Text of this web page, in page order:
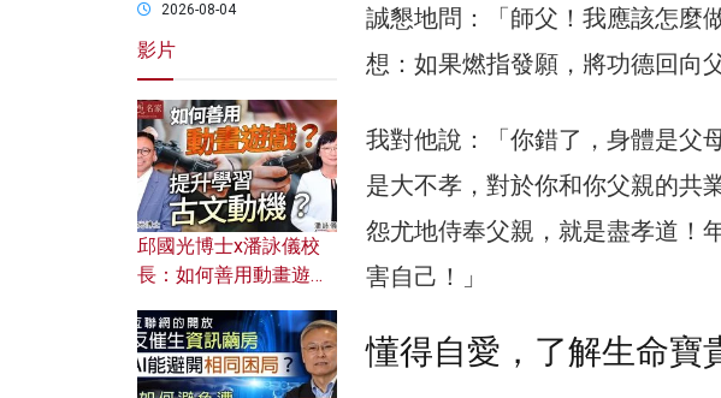
誠懇地問：「師父！我應該怎麼
想：如果燃指發願，將功德回向
我對他說：「你錯了，身體是父
是大不孝，對於你和你父親的共
怨尤地侍奉父親，就是盡孝道！
害自己！」
懂得自愛，了解生命寶
2026-08-04
影片
邱國光博士x潘詠儀校
長：如何善用動畫遊戲